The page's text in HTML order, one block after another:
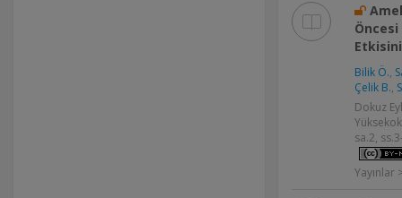
Bilik Ö.,
Çelik B.,
Dokuz
sa.2,
Yayınlar